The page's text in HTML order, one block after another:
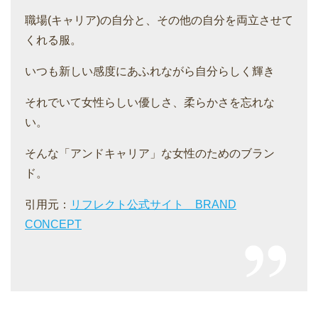
職場(キャリア)の自分と、その他の自分を両立させて
くれる服。
いつも新しい感度にあふれながら自分らしく輝き
それでいて女性らしい優しさ、柔らかさを忘れな
い。
そんな「アンドキャリア」な女性のためのブラン
ド。
引用元： リフレクト公式サイト BRAND
CONCEPT